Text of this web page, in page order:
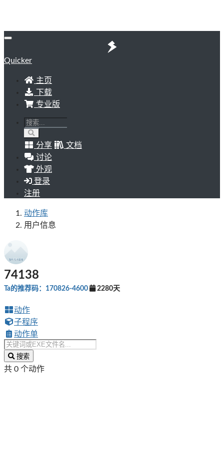
Quicker
主页
下载
专业版
分享
文档
讨论
外观
登录
注册
动作库
用户信息
74138
Ta的推荐码：170826-4600 2280天
动作
子程序
动作单
搜索
共 0 个动作